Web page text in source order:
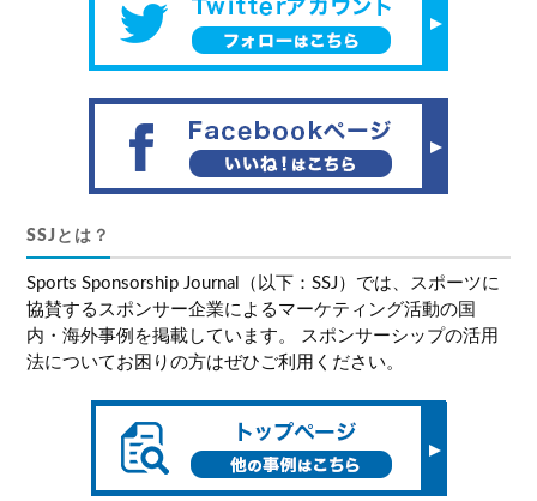
SSJとは？
Sports Sponsorship Journal（以下：SSJ）では、スポーツに
協賛するスポンサー企業によるマーケティング活動の国
内・海外事例を掲載しています。 スポンサーシップの活用
法についてお困りの方はぜひご利用ください。